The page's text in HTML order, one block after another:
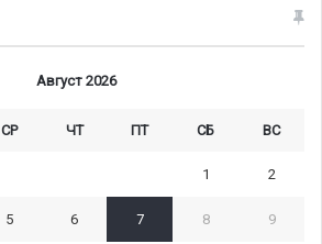
Август 2026
СР ЧТ ПТ СБ ВС
1 2
5 6 7 8 9